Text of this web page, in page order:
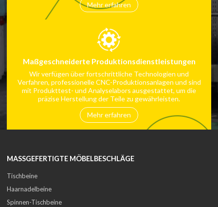
Mehr erfahren
Maßgeschneiderte Produktionsdienstleistungen
Wir verfügen über fortschrittliche Technologien und
Verfahren, professionelle CNC-Produktionsanlagen und sind
mit Produkttest- und Analyselabors ausgestattet, um die
präzise Herstellung der Teile zu gewährleisten.
Mehr erfahren
MASSGEFERTIGTE MÖBELBESCHLÄGE
Tischbeine
Haarnadelbeine
Spinnen-Tischbeine